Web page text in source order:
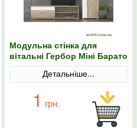
Модульна стінка для
вітальні Гербор Міні Барато
Дуб сонома/Німфея альба
Детальніше...
1 грн.